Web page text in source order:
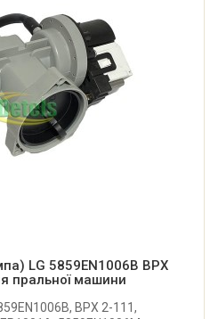
LG 5859EN1006B BPX
пральної машини
BPX 2-111,